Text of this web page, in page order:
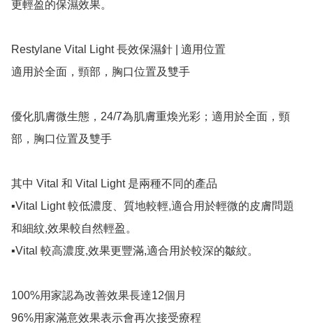
更輕盈的保濕效果。
Restylane Vital Light 長效保濕針 | 適用位置
適用於全面，頸部，胸口位置及雙手
優化肌膚微生態，24/7為肌膚重煥光彩；適用於全面，頸
部，胸口位置及雙手
其中 Vital 和 Vital Light 是兩種不同的產品
▪️Vital Light 較低濃度、質地較輕,適合用於輕微的皮膚問題
和細紋,效果較自然輕盈。
▪️Vital 較高濃度,效果更豐滿,適合用於較深的皺紋。
100%用家認為改善效果長達12個月
96%用家滿意效果表示會再次接受療程